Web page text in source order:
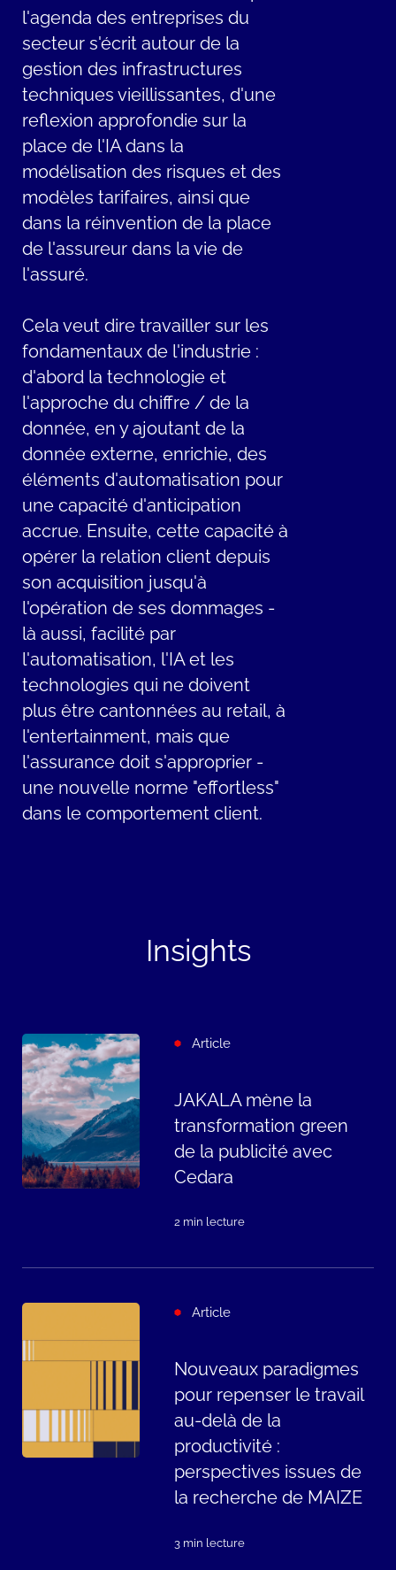
l'agenda des entreprises du
secteur s'écrit autour de la
gestion des infrastructures
techniques vieillissantes, d'une
reflexion approfondie sur la
place de l'IA dans la
modélisation des risques et des
modèles tarifaires, ainsi que
dans la réinvention de la place
de l'assureur dans la vie de
l'assuré.
Cela veut dire travailler sur les
fondamentaux de l'industrie :
d'abord la technologie et
l'approche du chiffre / de la
donnée, en y ajoutant de la
donnée externe, enrichie, des
éléments d'automatisation pour
une capacité d'anticipation
accrue. Ensuite, cette capacité à
opérer la relation client depuis
son acquisition jusqu'à
l'opération de ses dommages -
là aussi, facilité par
l'automatisation, l'IA et les
technologies qui ne doivent
plus être cantonnées au retail, à
l'entertainment, mais que
l'assurance doit s'approprier -
une nouvelle norme "effortless"
dans le comportement client.
Insights
Article
JAKALA mène la
transformation green
de la publicité avec
Cedara
2 min lecture
Article
Nouveaux paradigmes
pour repenser le travail
au-delà de la
productivité :
perspectives issues de
la recherche de MAIZE
3 min lecture